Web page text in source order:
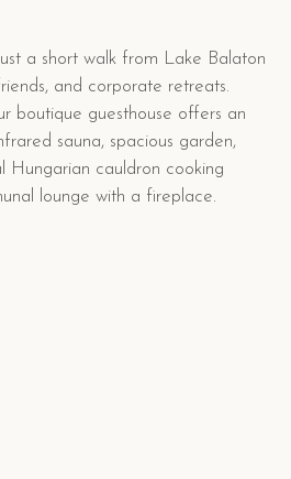
a short walk from Lake Balaton
and corporate retreats.
boutique guesthouse offers an
sauna, spacious garden,
Hungarian cauldron cooking
lounge with a fireplace.